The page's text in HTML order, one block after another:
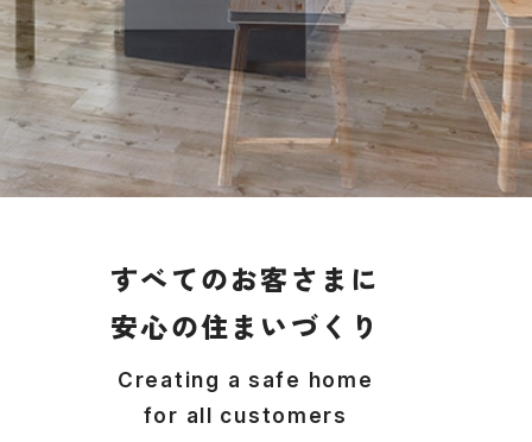
すべてのお客さまに
安心の住まいづくり
Creating a safe home
for all customers